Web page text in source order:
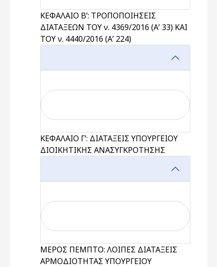
ΚΕΦΑΛΑΙΟ Β’: ΤΡΟΠΟΠΟΙΗΣΕΙΣ
ΔΙΑΤΑΞΕΩΝ ΤΟΥ ν. 4369/2016 (Α’ 33) ΚΑΙ
ΤΟΥ ν. 4440/2016 (Α’ 224)
ΚΕΦΑΛΑΙΟ Γ’: ΔΙΑΤΑΞΕΙΣ ΥΠΟΥΡΓΕΙΟΥ
ΔΙΟΙΚΗΤΙΚΗΣ ΑΝΑΣΥΓΚΡΟΤΗΣΗΣ
ΜΕΡΟΣ ΠΕΜΠΤΟ: ΛΟΙΠΕΣ ΔΙΑΤΑΞΕΙΣ
ΑΡΜΟΔΙΟΤΗΤΑΣ ΥΠΟΥΡΓΕΙΟΥ